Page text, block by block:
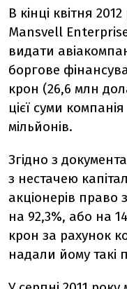
В кінці квітня
Mansvell
видати
боргове
крон (26,6 млн
цієї суми
мільйонів.
Згідно з
з нестачею
акціонерів право
на 92,3%, або на
крон за рахунок
надали йому такі